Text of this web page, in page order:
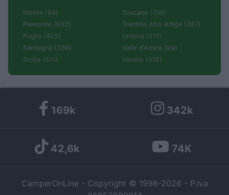
Molise (94)
Piemonte (632)
Puglia (425)
Sardegna (336)
Sicilia (511)
Toscana (706)
Trentino Alto Adige (357)
Umbria (211)
Valle d'Aosta (99)
Veneto (512)
169k 342k
42,6k 74K
CamperOnLine - Copyright © 1998-2026 - P.Iva